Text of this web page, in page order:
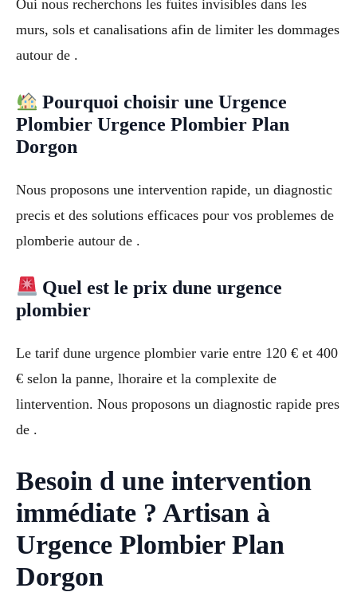
Oui nous recherchons les fuites invisibles dans les
murs, sols et canalisations afin de limiter les dommages
autour de .
Pourquoi choisir une Urgence
Plombier Urgence Plombier Plan
Dorgon
Nous proposons une intervention rapide, un diagnostic
precis et des solutions efficaces pour vos problemes de
plomberie autour de .
Quel est le prix dune urgence
plombier
Le tarif dune urgence plombier varie entre 120 € et 400
€ selon la panne, lhoraire et la complexite de
lintervention. Nous proposons un diagnostic rapide pres
de .
Besoin d une intervention
immédiate ? Artisan à
Urgence Plombier Plan
Dorgon